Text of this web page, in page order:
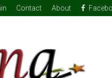
Contact About